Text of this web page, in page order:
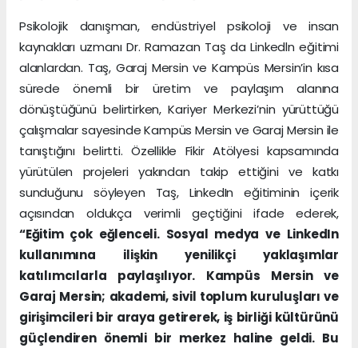
Psikolojik danışman, endüstriyel psikoloji ve insan
kaynakları uzmanı Dr. Ramazan Taş da Linkedln eğitimi
alanlardan. Taş, Garaj Mersin ve Kampüs Mersin’in kısa
sürede önemli bir üretim ve paylaşım alanına
dönüştüğünü belirtirken, Kariyer Merkezi’nin yürüttüğü
çalışmalar sayesinde Kampüs Mersin ve Garaj Mersin ile
tanıştığını belirtti. Özellikle Fikir Atölyesi kapsamında
yürütülen projeleri yakından takip ettiğini ve katkı
sunduğunu söyleyen Taş, LinkedIn eğitiminin içerik
açısından oldukça verimli geçtiğini ifade ederek,
“Eğitim çok eğlenceli. Sosyal medya ve LinkedIn
kullanımına ilişkin yenilikçi yaklaşımlar
katılımcılarla paylaşılıyor. Kampüs Mersin ve
Garaj Mersin; akademi, sivil toplum kuruluşları ve
girişimcileri bir araya getirerek, iş birliği kültürünü
güçlendiren önemli bir merkez haline geldi. Bu